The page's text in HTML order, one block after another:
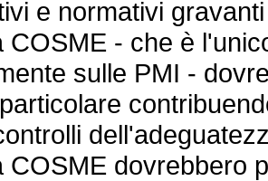
e normativi
COSME - che è
sulle PMI -
COSME dovrebbero